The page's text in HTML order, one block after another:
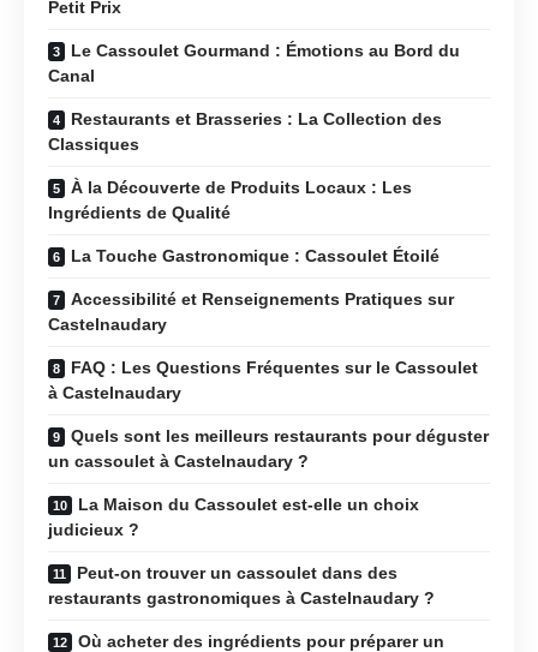
Petit Prix
Le Cassoulet Gourmand : Émotions au Bord du
Canal
Restaurants et Brasseries : La Collection des
Classiques
À la Découverte de Produits Locaux : Les
Ingrédients de Qualité
La Touche Gastronomique : Cassoulet Étoilé
Accessibilité et Renseignements Pratiques sur
Castelnaudary
FAQ : Les Questions Fréquentes sur le Cassoulet
à Castelnaudary
Quels sont les meilleurs restaurants pour déguster
un cassoulet à Castelnaudary ?
La Maison du Cassoulet est-elle un choix
judicieux ?
Peut-on trouver un cassoulet dans des
restaurants gastronomiques à Castelnaudary ?
Où acheter des ingrédients pour préparer un